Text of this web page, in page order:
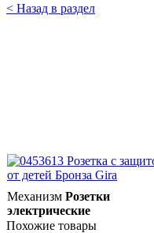
< Назад в раздел
Механизм Розетки
электрические
Похожие товары